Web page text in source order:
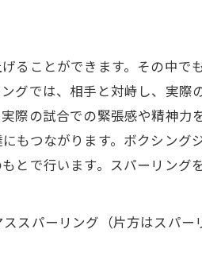
ることができます。その中で
グでは、相手と対峙し、実際
際の試合での緊張感や精神力
もつながります。ボクシング
で行います。スパーリング
スパーリング（片方はスパ